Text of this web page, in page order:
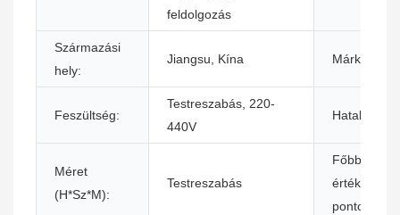
feldolgozás
Származási
hely:
Jiangsu, Kína Márkanév:
Feszültség:
Testreszabás, 220-
440V
Hatalom:
Méret
(H*Sz*M):
Testreszabás
Főbb
értékesítési
pontok: